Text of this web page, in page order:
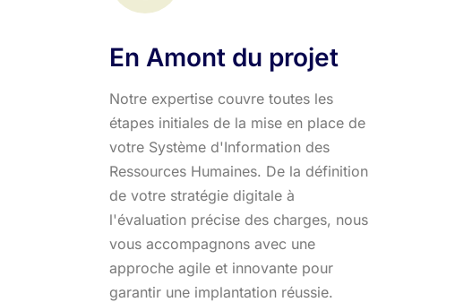
En Amont du projet
Notre expertise couvre toutes les
étapes initiales de la mise en place de
votre Système d'Information des
Ressources Humaines. De la définition
de votre stratégie digitale à
l'évaluation précise des charges, nous
vous accompagnons avec une
approche agile et innovante pour
garantir une implantation réussie.